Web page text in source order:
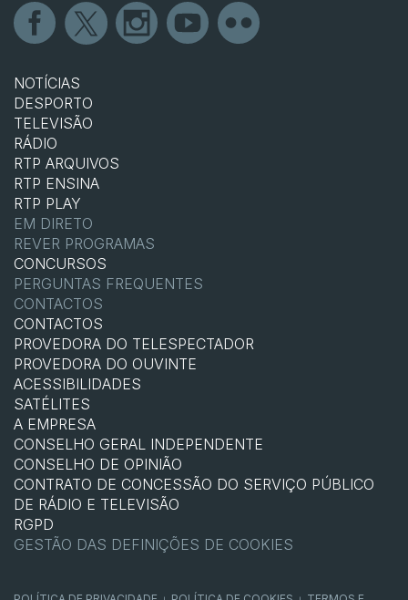
NOTÍCIAS
DESPORTO
TELEVISÃO
RÁDIO
RTP ARQUIVOS
RTP ENSINA
RTP PLAY
EM DIRETO
REVER PROGRAMAS
CONCURSOS
PERGUNTAS FREQUENTES
CONTACTOS
CONTACTOS
PROVEDORA DO TELESPECTADOR
PROVEDORA DO OUVINTE
ACESSIBILIDADES
SATÉLITES
A EMPRESA
CONSELHO GERAL INDEPENDENTE
CONSELHO DE OPINIÃO
CONTRATO DE CONCESSÃO DO SERVIÇO PÚBLICO
DE RÁDIO E TELEVISÃO
RGPD
GESTÃO DAS DEFINIÇÕES DE COOKIES